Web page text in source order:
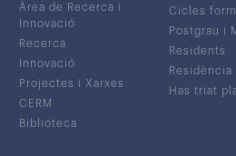
Àrea de Recerca i
Innovació
Recerca
Innovació
Projectes i Xarxes
CERM
Biblioteca
Cicles
Postgrau i
Residents
Residència
Has triat